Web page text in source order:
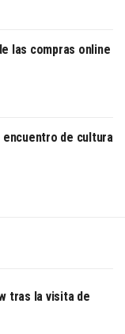
las compras online
de cultura
tras la visita de